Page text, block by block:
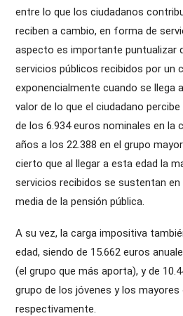
entre lo que los ciudadanos
reciben a cambio, en forma de
aspecto es importante puntualizar
servicios públicos recibidos por un
exponencialmente cuando se llega
valor de lo que el ciudadano
de los 6.934 euros nominales en la
años a los 22.388 en el grupo
cierto que al llegar a esta edad la
servicios recibidos se sustentan en
media de la pensión pública.
A su vez, la carga impositiva
edad, siendo de 15.662 euros
(el grupo que más aporta), y de
grupo de los jóvenes y los mayores
respectivamente.